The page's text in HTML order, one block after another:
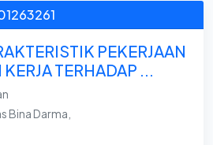
PEKERJAAN
TERHADAP ...
Bina Darma,